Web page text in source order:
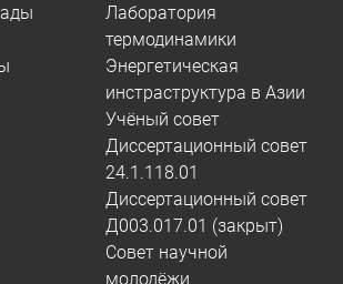
Лаборатория
термодинамики
Энергетическая
инстраструктура в Азии
Учёный совет
Диссертационный совет
24.1.118.01
Диссертационный совет
Д003.017.01 (закрыт)
Совет научной
молодёжи